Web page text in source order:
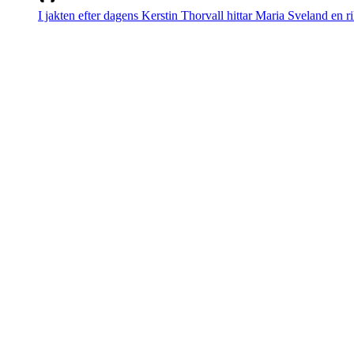
I jakten efter dagens Kerstin Thorvall hittar Maria Sveland en